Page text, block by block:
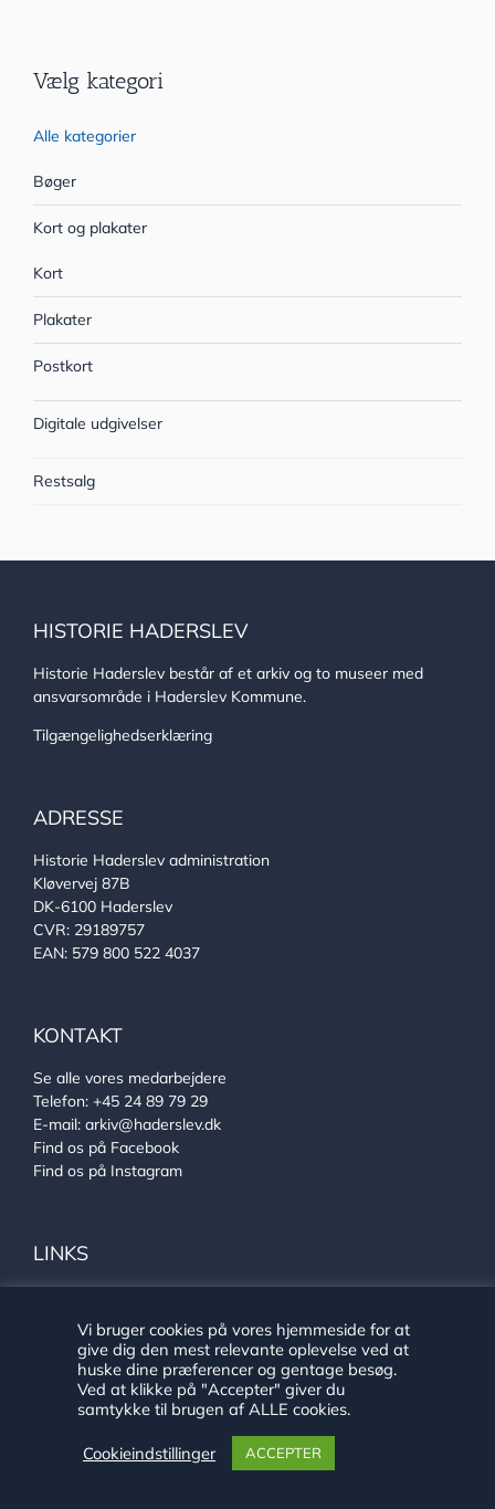
Vælg kategori
Alle kategorier
Bøger
Kort og plakater
Kort
Plakater
Postkort
Digitale udgivelser
Restsalg
HISTORIE HADERSLEV
Historie Haderslev består af et arkiv og to museer med
ansvarsområde i Haderslev Kommune.
Tilgængelighedserklæring
ADRESSE
Historie Haderslev administration
Kløvervej 87B
DK-6100 Haderslev
CVR: 29189757
EAN: 579 800 522 4037
KONTAKT
Se alle vores medarbejdere
Telefon: +45 24 89 79 29
E-mail: arkiv@haderslev.dk
Find os på Facebook
Find os på Instagram
LINKS
Sønderjysk arkivsamarbejde
Vi bruger cookies på vores hjemmeside for at
give dig den mest relevante oplevelse ved at
huske dine præferencer og gentage besøg.
Ved at klikke på "Accepter" giver du
samtykke til brugen af ALLE cookies.
Cookieindstillinger ACCEPTER